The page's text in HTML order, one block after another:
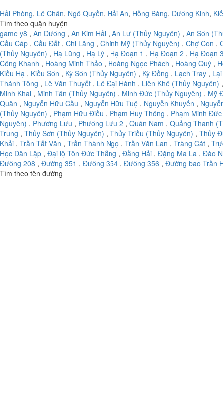
Hải Phòng, Lê Chân, Ngô Quyền, Hải An, Hồng Bàng, Dương Kinh,
Tìm theo quận huyện
game y8 , An Dương , An Kim Hải , An Lư (Thủy Nguyên) , An Sơn
Cầu Cáp , Cầu Đất , Chi Lăng , Chính Mỹ (Thủy Nguyên) , Chợ Con ,
(Thủy Nguyên) , Hạ Lũng , Hạ Lý , Hạ Đoạn 1 , Hạ Đoạn 2 , Hạ Đoạn 3
Công Khanh , Hoàng Minh Thảo , Hoàng Ngọc Phách , Hoàng Quý ,
Kiều Hạ , Kiều Sơn , Kỳ Sơn (Thủy Nguyên) , Kỳ Đồng , Lạch Tray ,
Thánh Tông , Lê Văn Thuyết , Lê Đại Hành , Liên Khê (Thủy Nguyên)
Minh Khai , Minh Tân (Thủy Nguyên) , Minh Đức (Thủy Nguyên) , Mỹ
Quân , Nguyễn Hữu Cầu , Nguyễn Hữu Tuệ , Nguyễn Khuyến ,
(Thủy Nguyên) , Phạm Hữu Điều , Phạm Huy Thông , Phạm Minh Đức
Nguyên) , Phương Lưu , Phương Lưu 2 , Quán Nam , Quảng Thanh
Trung , Thủy Sơn (Thủy Nguyên) , Thủy Triều (Thủy Nguyên) , Thủy
Khải , Trần Tất Văn , Trần Thành Ngọ , Trần Văn Lan , Tràng Cát ,
Học Dân Lập , Đại lộ Tôn Đức Thắng , Đằng Hải , Đặng Ma La , Đào
Đường 208 , Đường 351 , Đường 354 , Đường 356 , Đường bao Trần
Tìm theo tên đường